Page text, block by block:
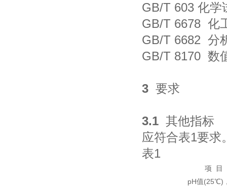
GB/T 603 化
GB/T 6678 化
GB/T 6682 分
GB/T 8170 数
3 要求
3.1 其他指标
应符合表1要求
表1
项 目
pH值(25℃)